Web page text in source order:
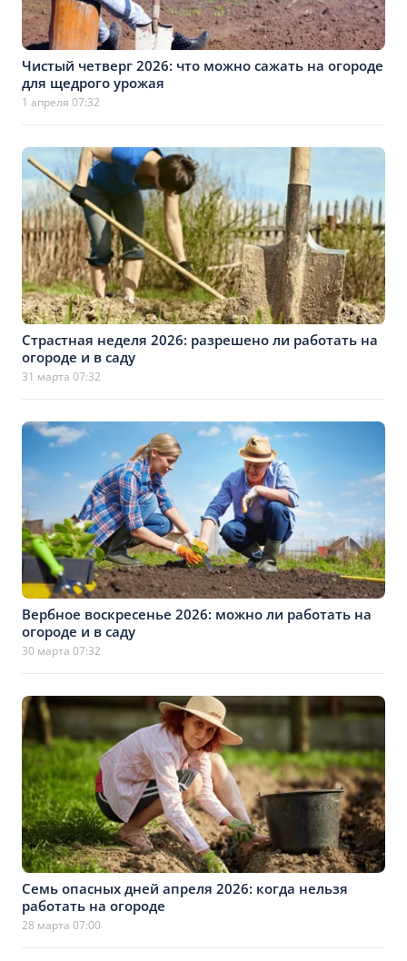
Чистый четверг 2026: что можно сажать на огороде
для щедрого урожая
1 апреля 07:32
Страстная неделя 2026: разрешено ли работать на
огороде и в саду
31 марта 07:32
Вербное воскресенье 2026: можно ли работать на
огороде и в саду
30 марта 07:32
Семь опасных дней апреля 2026: когда нельзя
работать на огороде
28 марта 07:00